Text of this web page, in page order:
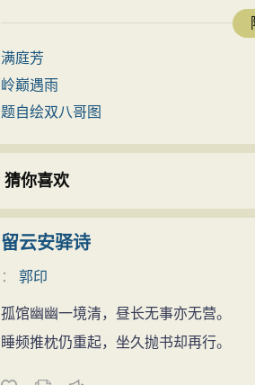
满庭芳
岭巅遇雨
题自绘双八哥图
猜你喜欢
留云安驿诗
： 郭印
孤馆幽幽一境清，昼长无事亦无营。
睡频推枕仍重起，坐久抛书却再行。